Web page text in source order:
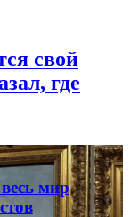
свой
где
мир